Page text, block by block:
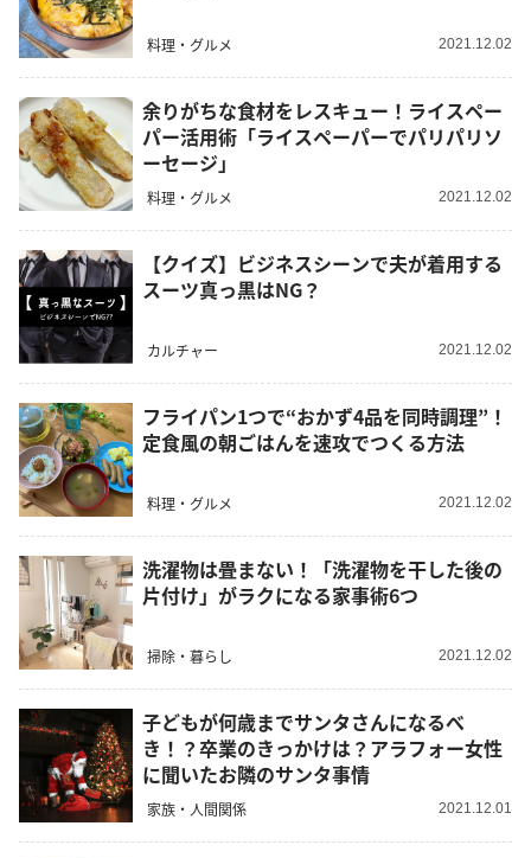
料理・グルメ 2021.12.02
余りがちな食材をレスキュー！ライスペー
パー活用術「ライスペーパーでパリパリソ
ーセージ」
料理・グルメ 2021.12.02
【クイズ】ビジネスシーンで夫が着用する
スーツ真っ黒はNG？
カルチャー 2021.12.02
フライパン1つで“おかず4品を同時調理”！
定食風の朝ごはんを速攻でつくる方法
料理・グルメ 2021.12.02
洗濯物は畳まない！「洗濯物を干した後の
片付け」がラクになる家事術6つ
掃除・暮らし 2021.12.02
子どもが何歳までサンタさんになるべ
き！？卒業のきっかけは？アラフォー女性
に聞いたお隣のサンタ事情
家族・人間関係 2021.12.01